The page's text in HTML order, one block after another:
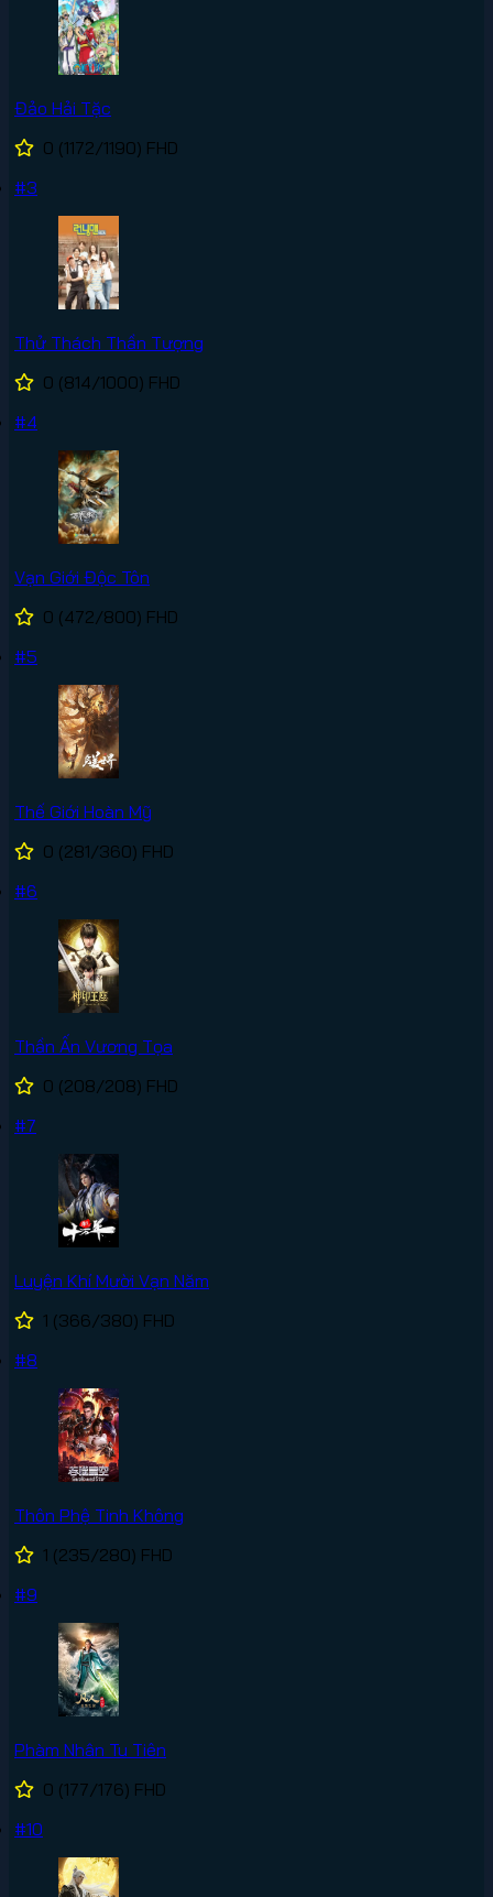
Đảo Hải Tặc
0 (1172/1190) FHD
#3
Thử Thách Thần Tượng
0 (814/1000) FHD
#4
Vạn Giới Độc Tôn
0 (472/800) FHD
#5
Thế Giới Hoàn Mỹ
0 (281/360) FHD
#6
Thần Ấn Vương Tọa
0 (208/208) FHD
#7
Luyện Khí Mười Vạn Năm
1 (366/380) FHD
#8
Thôn Phệ Tinh Không
1 (235/280) FHD
#9
Phàm Nhân Tu Tiên
0 (177/176) FHD
#10